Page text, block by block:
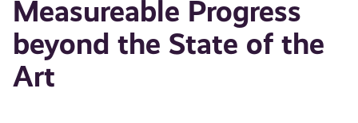
Measureable Progress
beyond the State of the
Art